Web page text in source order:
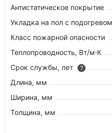
Антистатическое покрытие
Укладка на пол c подогревом
Класс пожарной опасности
Теплопроводность, Вт/м·К
Срок службы, лет
?
Длина, мм
Ширина, мм
Толщина, мм